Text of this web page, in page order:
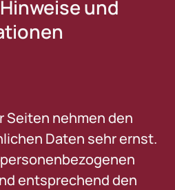
und
Seiten nehmen den
Daten sehr ernst.
entsprechend den